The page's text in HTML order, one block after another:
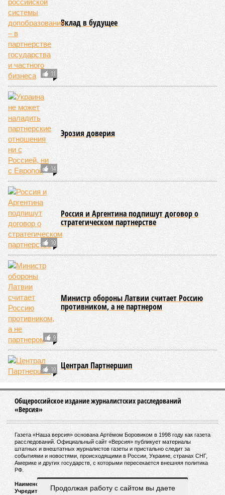
процветая бесконечно долго. С другой стороны, клетки
миокарда (среднего слоя сердечной мышцы) и нейроны
(клетки головного мозга) гораздо более подвержены
мутациям: если их функция деления и размножения
утрачена, восстановить её невозможно. Когда они
перестают функционировать, отказывают сердце и мозг,
что, разумеется, приводит к смерти. Авторы исследования
называют эти типы клеток «критическими точками
ограничения продолжительности жизни».
Причина ясна, но будущее в тумане
Получается, что бедная несчастная печень, вынужденная
переваривать вредную пищу и прочий алкоголь на
ежедневной основе, могла бы прожить десятки тысяч лет!
А вот мозг, от которого эта печень полностью зависит, – нет.
Согласно сколковской модели повреждение одних только
нейронов сокращает среднюю продолжительность жизни
до 194 лет, а повреждение клеток сердечной мышцы – до
208 лет. Эти результаты заставляют усомниться в мечтах
энтузиастов долголетия, таких как биохакер Брайан
Джонсон, который ежегодно тратит миллионы долларов на
попытки замедлить процесс старения и в конечном счёте
опередить саму смерть, иронизируют в New York Post.
Главная проблема и печаль в том, что не в одних только
мутациях дело.
соматические мутации вносят значительный вклад в
старение, но сами по себе они не могут объяснить
наблюдаемую смертность, –цитирует Medical Express
соавтора исследованияДмитрия Крюкова, научного
сотрудника Центра био- и медицинских технологий
Сколтеха и старшего научного сотрудника AIRI. –
означает, что другие механизмы старения, такие как
потеря протеостаза, митохондриальная дисфункция или
эпигенетические изменения, вносят сопоставимый вклад
в ограничение продолжительности жизни».
Впрочем, исключение соматических мутаций в любом
случае сильно бы продлило человеческую жизнь. Но как
их исключить? Ведь всё это зависит от множества
вводных, от обычных ошибок при делении клеток до
стрессовых факторов, состояния окружающей среды и
воздействия вирусов. На этот вопрос ответа у учёных из
Сколкова нет. Во всяком случае, пока нет.
Кстати
Самым долгоживущим человеком на Земле остаётся
Продолжая работу с сайтом вы даете